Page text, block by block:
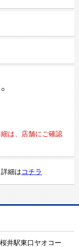
は、店舗にご確認
細はコチラ
井駅東口ヤオコー